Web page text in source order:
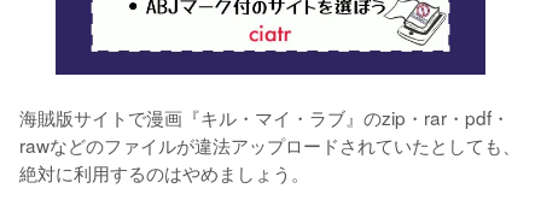
海賊版サイトで漫画『キル・マイ・ラブ』のzip・rar・pdf・
rawなどのファイルが違法アップロードされていたとしても、
絶対に利用するのはやめましょう。